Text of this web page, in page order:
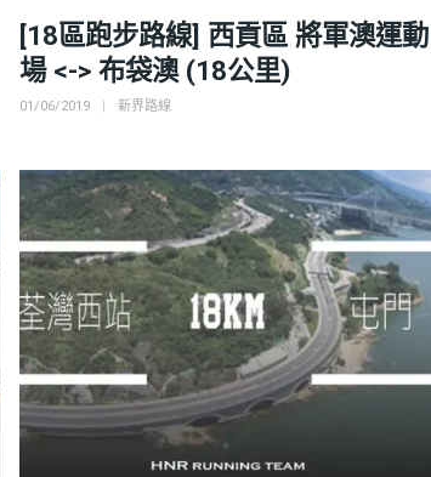
[18區跑步路線] 西貢區 將軍澳運動
場 <-> 布袋澳 (18公里)
Posted
01/06/2019 Categories
新界路線